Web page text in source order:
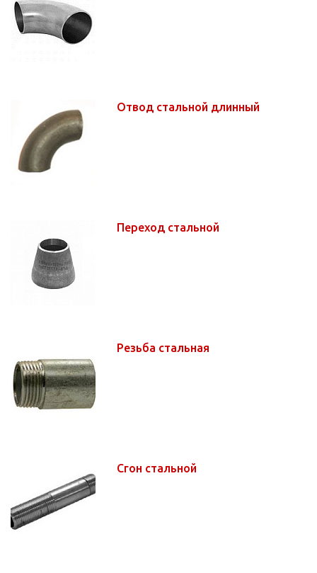
Отвод стальной длинный
Переход стальной
Резьба стальная
Сгон стальной